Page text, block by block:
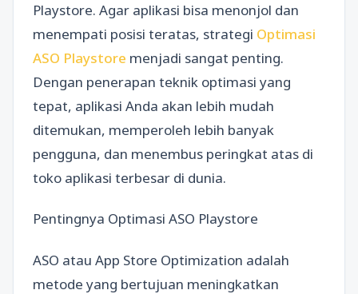
Playstore. Agar aplikasi bisa menonjol dan
menempati posisi teratas, strategi Optimasi
ASO Playstore menjadi sangat penting.
Dengan penerapan teknik optimasi yang
tepat, aplikasi Anda akan lebih mudah
ditemukan, memperoleh lebih banyak
pengguna, dan menembus peringkat atas di
toko aplikasi terbesar di dunia.
Pentingnya Optimasi ASO Playstore
ASO atau App Store Optimization adalah
metode yang bertujuan meningkatkan